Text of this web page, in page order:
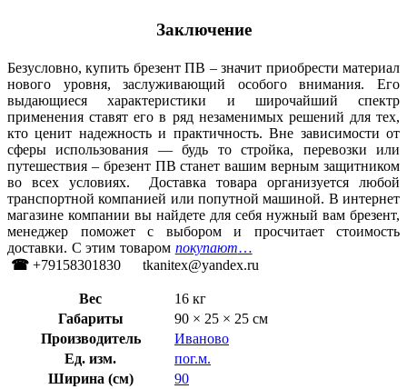
Заключение
Безусловно, купить брезент ПВ – значит приобрести материал
нового уровня, заслуживающий особого внимания. Его
выдающиеся характеристики и широчайший спектр
применения ставят его в ряд незаменимых решений для тех,
кто ценит надежность и практичность. Вне зависимости от
сферы использования — будь то стройка, перевозки или
путешествия – брезент ПВ станет вашим верным защитником
во всех условиях. Доставка товара организуется любой
транспортной компанией или попутной машиной. В интернет
магазине компании вы найдете для себя нужный вам брезент,
менеджер поможет с выбором и просчитает стоимость
доставки. С этим товаром покупают…
☎ +79158301830 tkanitex@yandex.ru
Вес
16 кг
Габариты
90 × 25 × 25 см
Производитель
Иваново
Ед. изм.
пог.м.
Ширина (см)
90